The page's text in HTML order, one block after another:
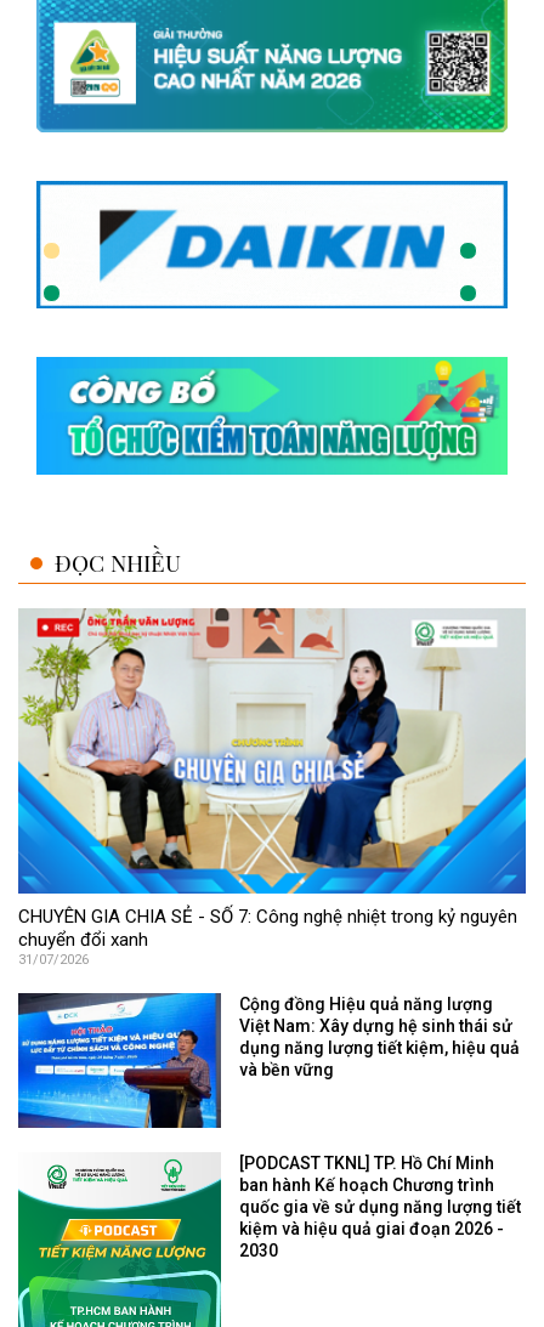
ĐỌC NHIỀU
CHUYÊN GIA CHIA SẺ - SỐ 7: Công nghệ nhiệt trong kỷ nguyên
chuyển đổi xanh
31/07/2026
Cộng đồng Hiệu quả năng lượng
Việt Nam: Xây dựng hệ sinh thái sử
dụng năng lượng tiết kiệm, hiệu quả
và bền vững
[PODCAST TKNL] TP. Hồ Chí Minh
ban hành Kế hoạch Chương trình
quốc gia về sử dụng năng lượng tiết
kiệm và hiệu quả giai đoạn 2026 -
2030